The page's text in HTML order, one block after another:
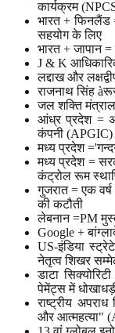
कार्यक्रम
भारत + फिनलैंड
सहयोग के लिए
भारत + जापान
J & K
लद्दाख और
राजनाथ सिंह
जल शक्ति
आंध्र प्रदेश =
कंपनी (APGIC)
मध्य प्रदेश
मध्य प्रदेश =
कंट्रोल रूम
गुजरात = एक
की कटौती
लेबनान =PM
Google +
US-इंडिया
नेतृत्व शिखर
डाटा
पेमेंट्स में
राष्ट्रीय
और आत्महत्या"